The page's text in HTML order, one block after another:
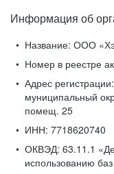
Информация об
Название: ООО
Номер в реестре
Адрес регистрации:
муниципальный
помещ. 25
ИНН: 7718620740
ОКВЭД: 63.11.1
использованию